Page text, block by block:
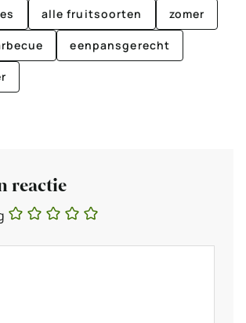
alle fruitsoorten zomer
eenpansgerecht
reactie